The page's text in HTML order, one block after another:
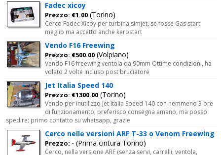
Fadec xicoy
Prezzo: €1.00 (Torino)
Cerco Fadec Xicoy per turbina simjet, se fosse Gas start
meglio ma accetto anche kerostart
Vendo F16 Freewing
Prezzo: €500.00 (Volpiano)
Vendo F16 freewing ventola da 90mm Ottime condizioni, ha
volato 2 volte Incluso post bruciatore
Jet Italia Speed 140
Prezzo: €1300.00 (Torino)
Vendo per inutilizzo Jet Italia Speed 140 con nemmeno 3 ore
di funzionamento; preferisco consegna amano, ma posso
spedire; primo contatto su whatsapp, grazie
Cerco nelle versioni ARF T-33 o Venom Freewing
Prezzo: - (Prima cintura Torino)
Cerco, nella versione ARF (senza servi, carrelli, ventola,